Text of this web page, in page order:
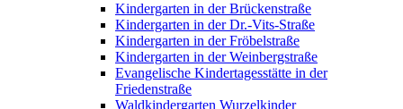
Kindergarten in der Brückenstraße
Kindergarten in der Dr.-Vits-Straße
Kindergarten in der Fröbelstraße
Kindergarten in der Weinbergstraße
Evangelische Kindertagesstätte in der
Friedenstraße
Waldkindergarten Wurzelkinder